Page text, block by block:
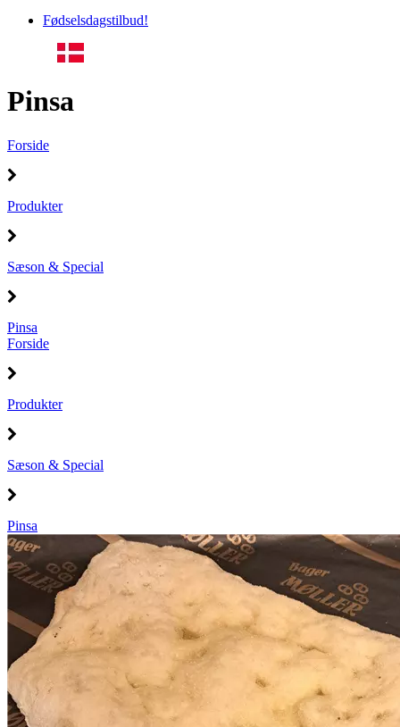
Fødselsdagstilbud!
Pinsa
Forside
Produkter
Sæson & Special
Pinsa
Forside
Produkter
Sæson & Special
Pinsa